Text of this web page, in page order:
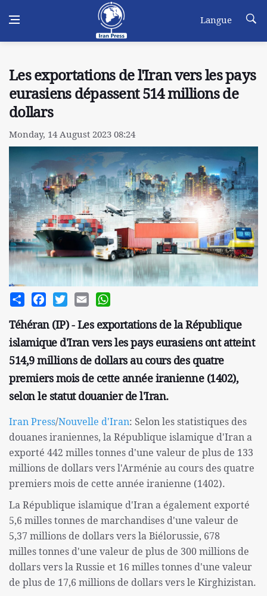
Langue
Les exportations de l'Iran vers les pays
eurasiens dépassent 514 millions de
dollars
Monday, 14 August 2023 08:24
Share FacebookTwitterEmail
Téhéran (IP) - Les exportations de la République
islamique d'Iran vers les pays eurasiens ont atteint
514,9 millions de dollars au cours des quatre
premiers mois de cette année iranienne (1402),
selon le statut douanier de l'Iran.
Iran Press/Nouvelle d'Iran: Selon les statistiques des
douanes iraniennes, la République islamique d'Iran a
exporté 442 milles tonnes d'une valeur de plus de 133
millions de dollars vers l'Arménie au cours des quatre
premiers mois de cette année iranienne (1402).
La République islamique d'Iran a également exporté
5,6 milles tonnes de marchandises d'une valeur de
5,37 millions de dollars vers la Biélorussie, 678
milles tonnes d'une valeur de plus de 300 millions de
dollars vers la Russie et 16 milles tonnes d'une valeur
de plus de 17,6 millions de dollars vers le Kirghizistan.